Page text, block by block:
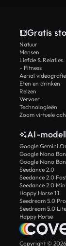
Gratis
Natuur
Mensen
Liefde & Relaties
- Fitness
Aerial videografie
Eten en drinken
Reizen
Vervoer
Technologieën
Zoom virtuele
AI-
Google Gemini
Google Nano
Google Nano
Seedance 2.0
Seedance 2.0
Seedance 2.0 Mini
Happy Horse 1.1
Seedream 5.0 Pro
Seedream 5.0 Lite
Happy Horse
Copyright ©